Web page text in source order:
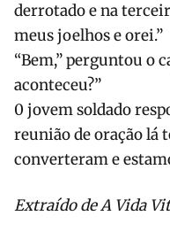
derrotado e na
meus joelhos e orei.”
“Bem,” perguntou o
aconteceu?”
0 jovem soldado
reunião de oração lá
converteram e
Extraído de A Vida